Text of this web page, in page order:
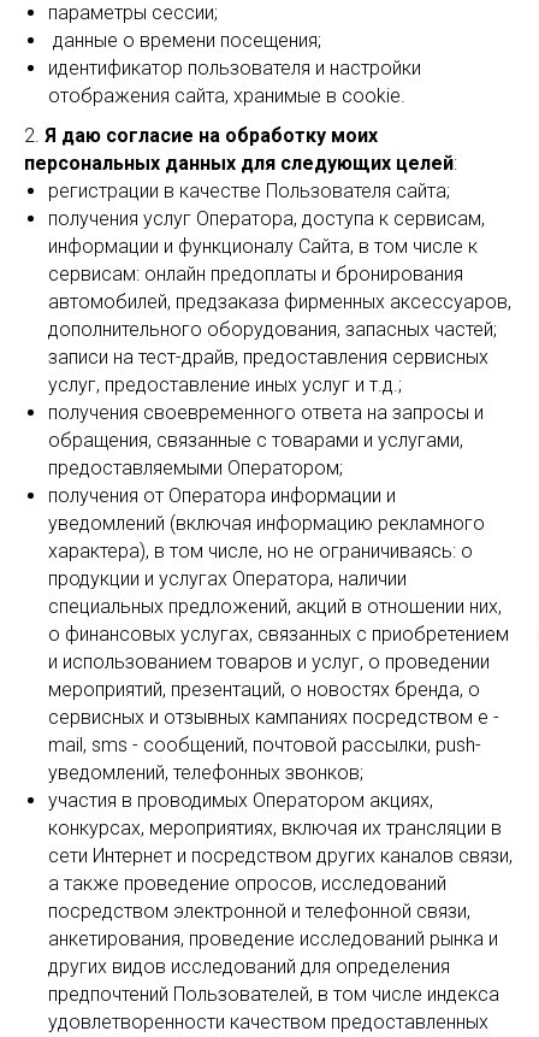
параметры сессии;
данные о времени посещения;
идентификатор пользователя и настройки
отображения сайта, хранимые в cookie.
2. Я даю согласие на обработку моих
персональных данных для следующих целей:
регистрации в качестве Пользователя сайта;
получения услуг Оператора, доступа к сервисам,
информации и функционалу Сайта, в том числе к
сервисам: онлайн предоплаты и бронирования
автомобилей, предзаказа фирменных аксессуаров,
дополнительного оборудования, запасных частей;
записи на тест-драйв, предоставления сервисных
услуг, предоставление иных услуг и т.д.;
получения своевременного ответа на запросы и
обращения, связанные с товарами и услугами,
предоставляемыми Оператором;
получения от Оператора информации и
уведомлений (включая информацию рекламного
характера), в том числе, но не ограничиваясь: о
продукции и услугах Оператора, наличии
специальных предложений, акций в отношении них,
о финансовых услугах, связанных с приобретением
и использованием товаров и услуг, о проведении
мероприятий, презентаций, о новостях бренда, о
сервисных и отзывных кампаниях посредством e -
mail, sms - сообщений, почтовой рассылки, push-
уведомлений, телефонных звонков;
участия в проводимых Оператором акциях,
конкурсах, мероприятиях, включая их трансляции в
сети Интернет и посредством других каналов связи,
а также проведение опросов, исследований
посредством электронной и телефонной связи,
анкетирования, проведение исследований рынка и
других видов исследований для определения
предпочтений Пользователей, в том числе индекса
удовлетворенности качеством предоставленных